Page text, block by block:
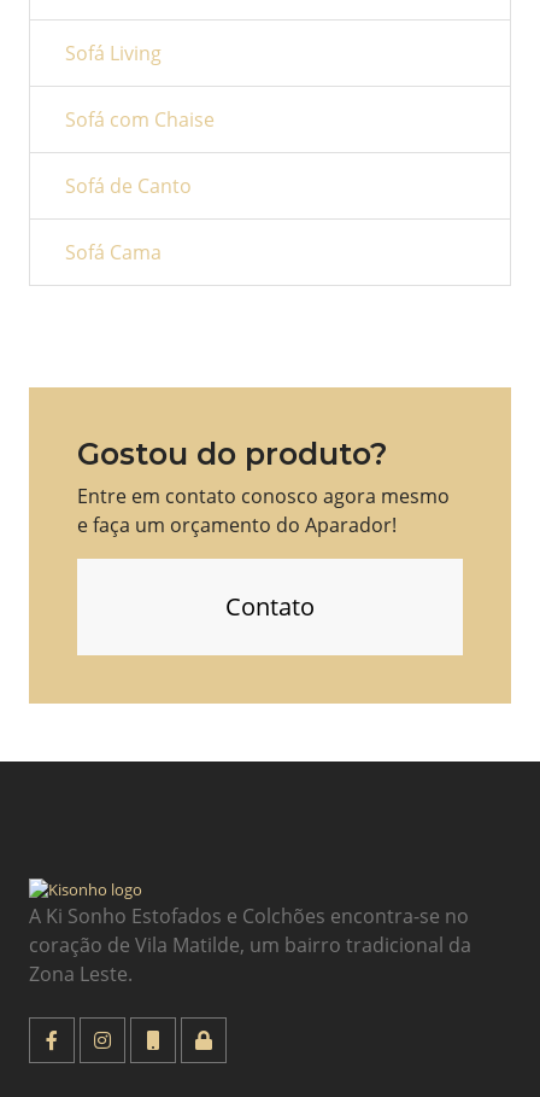
Sofá Living
Sofá com Chaise
Sofá de Canto
Sofá Cama
Gostou do produto?
Entre em contato conosco agora mesmo
e faça um orçamento do Aparador!
Contato
A Ki Sonho Estofados e Colchões encontra-se no
coração de Vila Matilde, um bairro tradicional da
Zona Leste.